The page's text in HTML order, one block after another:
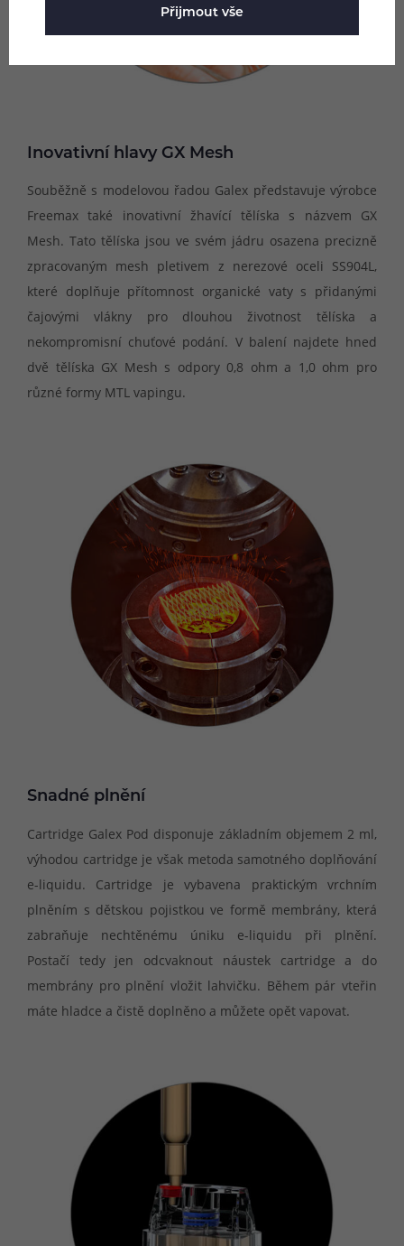
Inovativní hlavy GX Mesh
Souběžně s modelovou řadou Galex představuje výrobce
Freemax také inovativní žhavící tělíska s názvem GX
Mesh. Tato tělíska jsou ve svém jádru osazena precizně
zpracovaným mesh pletivem z nerezové oceli SS904L,
které doplňuje přítomnost organické vaty s přidanými
čajovými vlákny pro dlouhou životnost tělíska a
nekompromisní chuťové podání. V balení najdete hned
dvě tělíska GX Mesh s odpory 0,8 ohm a 1,0 ohm pro
různé formy MTL vapingu.
Snadné plnění
Cartridge Galex Pod disponuje základním objemem 2 ml,
výhodou cartridge je však metoda samotného doplňování
e-liquidu. Cartridge je vybavena praktickým vrchním
plněním s dětskou pojistkou ve formě membrány, která
zabraňuje nechtěnému úniku e-liquidu při plnění.
Postačí tedy jen odcvaknout náustek cartridge a do
membrány pro plnění vložit lahvičku. Během pár vteřin
máte hladce a čistě doplněno a můžete opět vapovat.
Přijmout vše